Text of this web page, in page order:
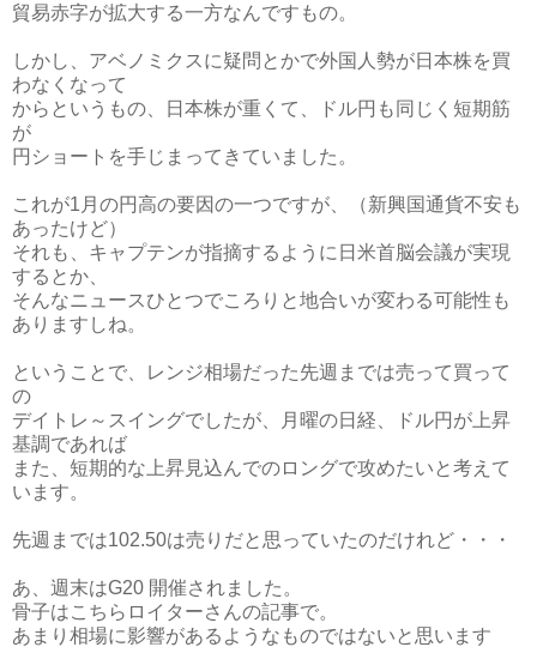
貿易赤字が拡大する一方なんですもの。
しかし、アベノミクスに疑問とかで外国人勢が日本株を買
わなくなって
からというもの、日本株が重くて、ドル円も同じく短期筋
が
円ショートを手じまってきていました。
これが1月の円高の要因の一つですが、（新興国通貨不安も
あったけど）
それも、キャプテンが指摘するように日米首脳会議が実現
するとか、
そんなニュースひとつでころりと地合いが変わる可能性も
ありますしね。
ということで、レンジ相場だった先週までは売って買って
の
デイトレ～スイングでしたが、月曜の日経、ドル円が上昇
基調であれば
また、短期的な上昇見込んでのロングで攻めたいと考えて
います。
先週までは102.50は売りだと思っていたのだけれど・・・
あ、週末はG20 開催されました。
骨子はこちらロイターさんの記事で。
あまり相場に影響があるようなものではないと思います